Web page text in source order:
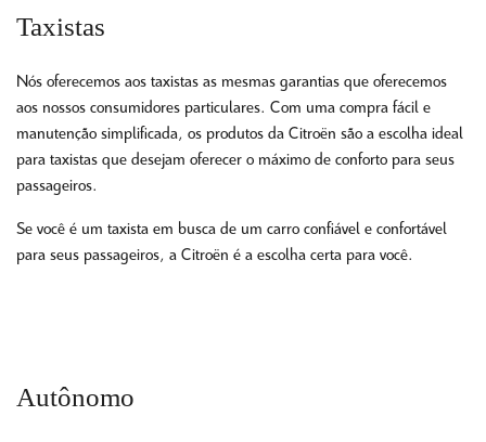
Taxistas
Nós oferecemos aos taxistas as mesmas garantias que oferecemos
aos nossos consumidores particulares. Com uma compra fácil e
manutenção simplificada, os produtos da Citroën são a escolha ideal
para taxistas que desejam oferecer o máximo de conforto para seus
passageiros.
Se você é um taxista em busca de um carro confiável e confortável
para seus passageiros, a Citroën é a escolha certa para você.
Autônomo